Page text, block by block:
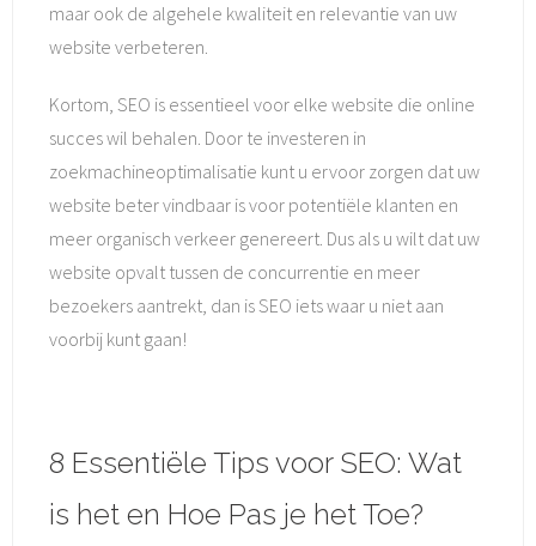
maar ook de algehele kwaliteit en relevantie van uw
website verbeteren.
Kortom, SEO is essentieel voor elke website die online
succes wil behalen. Door te investeren in
zoekmachineoptimalisatie kunt u ervoor zorgen dat uw
website beter vindbaar is voor potentiële klanten en
meer organisch verkeer genereert. Dus als u wilt dat uw
website opvalt tussen de concurrentie en meer
bezoekers aantrekt, dan is SEO iets waar u niet aan
voorbij kunt gaan!
8 Essentiële Tips voor SEO: Wat
is het en Hoe Pas je het Toe?